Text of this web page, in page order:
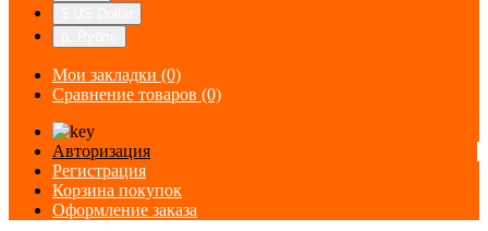
Мои закладки (0)
Сравнение товаров (0)
Авторизация
Регистрация
Корзина покупок
Оформление заказа